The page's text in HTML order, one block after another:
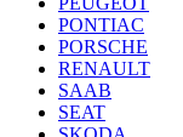
PONTIAC
PORSCHE
RENAULT
SAAB
SEAT